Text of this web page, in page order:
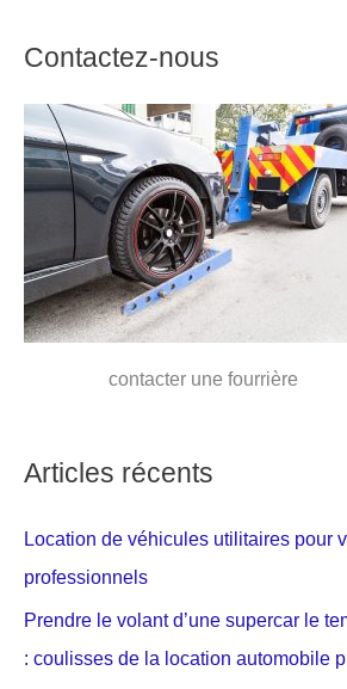
Contactez-nous
contacter une fourrière
Articles récents
Location de véhicules utilitaires pour
professionnels
Prendre le volant d’une supercar le
: coulisses de la location automobile